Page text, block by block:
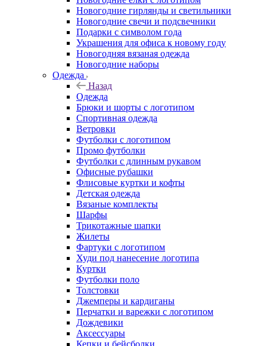
Новогодние гирлянды и светильники
Новогодние свечи и подсвечники
Подарки с символом года
Украшения для офиса к новому году
Новогодняя вязаная одежда
Новогодние наборы
Одежда
Назад
Одежда
Брюки и шорты с логотипом
Спортивная одежда
Ветровки
Футболки с логотипом
Промо футболки
Футболки с длинным рукавом
Офисные рубашки
Флисовые куртки и кофты
Детская одежда
Вязаные комплекты
Шарфы
Трикотажные шапки
Жилеты
Фартуки с логотипом
Худи под нанесение логотипа
Куртки
Футболки поло
Толстовки
Джемперы и кардиганы
Перчатки и варежки с логотипом
Дождевики
Аксессуары
Кепки и бейсболки